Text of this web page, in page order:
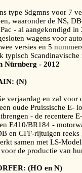
type Sdgmns voor 7
waaronder de NS,
- al aangekondigd in
wagens voor
versies en 5
typisch Scandinavische
Nürnberg - 2012
(N)
verjaardag en zal voor
oude Pruissische E-
- de recentere
E410/BR184 -
en CFF-rijtuigen
samen met LS-
de productie van
(HO en N)